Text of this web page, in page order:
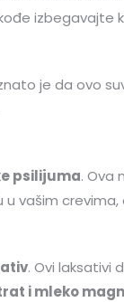
izbegavajte
je da ovo
psilijuma. Ova
u vašim
. Ovi laksativi
i mleko